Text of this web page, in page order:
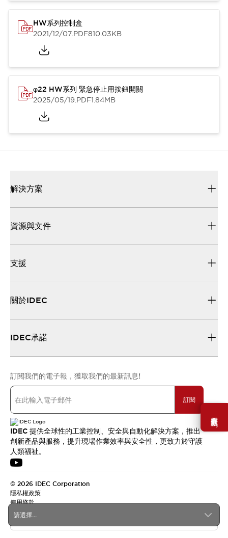
需要幫助嗎？
HW系列控制盒
2021/12/07.PDF810.03KB
φ22 HW系列 緊急停止用按鈕開關
2025/05/19.PDF1.84MB
請選擇...
解決方案
資源與文件
支援
關於IDEC
IDEC承諾
訂閱我們的電子報，獲取我們的最新訊息!
訂閱
IDEC 提供全球性的工業控制、安全與自動化解決方案，推出
創新產品與服務，提升現場作業效率與安全性，更致力於守護
人類福祉。
© 2026 IDEC Corporation
隱私權政策
使用條款
台灣